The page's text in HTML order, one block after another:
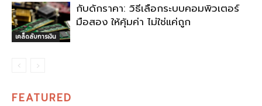
เคล็ดลับการเงิน
กับดักราคา: วิธีเลือกระบบคอมพิวเตอร์
มือสอง ให้คุ้มค่า ไม่ใช่แค่ถูก
FEATURED